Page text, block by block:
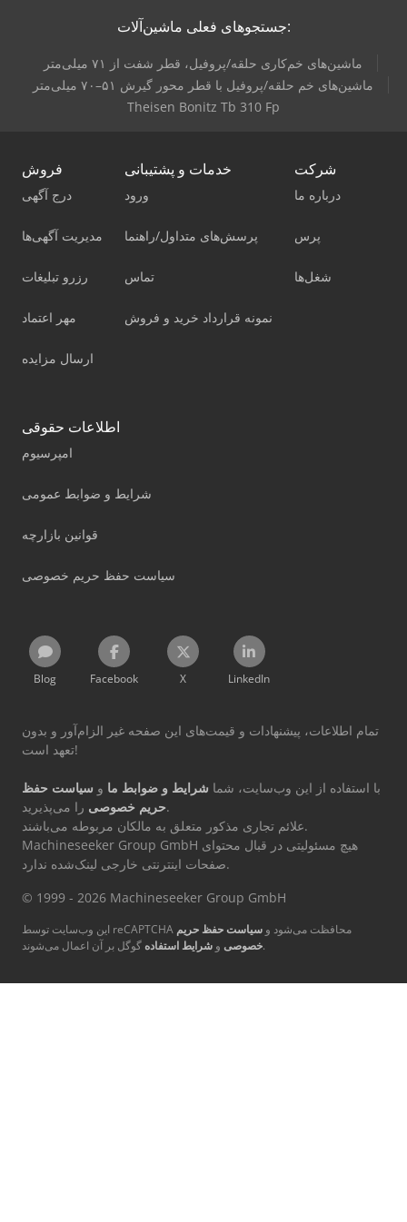
جستجوهای فعلی ماشین‌آلات:
ماشین‌های خم‌کاری حلقه/پروفیل، قطر شفت از ۷۱ میلی‌متر
ماشین‌های خم حلقه/پروفیل با قطر محور گیرش ۵۱–۷۰ میلی‌متر
Theisen Bonitz Tb 310 Fp
فروش
درج آگهی
مدیریت آگهی‌ها
رزرو تبلیغات
مهر اعتماد
ارسال مزایده
خدمات و پشتیبانی
ورود
پرسش‌های متداول/راهنما
تماس
نمونه قرارداد خرید و فروش
شرکت
درباره ما
پرس
شغل‌ها
اطلاعات حقوقی
امپرسیوم
شرایط و ضوابط عمومی
قوانین بازارچه
سیاست حفظ حریم خصوصی
Blog Facebook X LinkedIn
تمام اطلاعات، پیشنهادات و قیمت‌های این صفحه غیر الزام‌آور و بدون
تعهد است!
با استفاده از این وب‌سایت، شما شرایط و ضوابط ما و سیاست حفظ
حریم خصوصیرا می‌پذیرید.
علائم تجاری مذکور متعلق به مالکان مربوطه می‌باشند.
Machineseeker Group GmbH هیچ مسئولیتی در قبال محتوای
صفحات اینترنتی خارجی لینک‌شده ندارد.
© 1999 - 2026 Machineseeker Group GmbH
این وب‌سایت توسط reCAPTCHA محافظت می‌شود و سیاست حفظ حریم
خصوصی و شرایط استفاده گوگل بر آن اعمال می‌شوند.